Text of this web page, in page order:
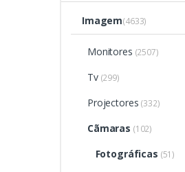
Imagem(4633)
Monitores (2507)
Tv(299)
Projectores (332)
Cãmaras (102)
Fotográficas (51)